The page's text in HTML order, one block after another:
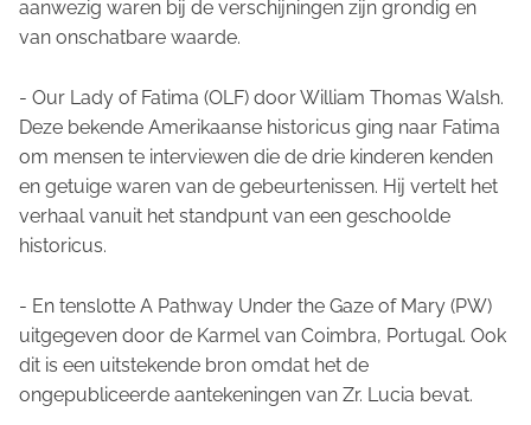
aanwezig waren bij de verschijningen zijn grondig en
van onschatbare waarde.
- Our Lady of Fatima (OLF) door William Thomas Walsh.
Deze bekende Amerikaanse historicus ging naar Fatima
om mensen te interviewen die de drie kinderen kenden
en getuige waren van de gebeurtenissen. Hij vertelt het
verhaal vanuit het standpunt van een geschoolde
historicus.
- En tenslotte A Pathway Under the Gaze of Mary (PW)
uitgegeven door de Karmel van Coimbra, Portugal. Ook
dit is een uitstekende bron omdat het de
ongepubliceerde aantekeningen van Zr. Lucia bevat.